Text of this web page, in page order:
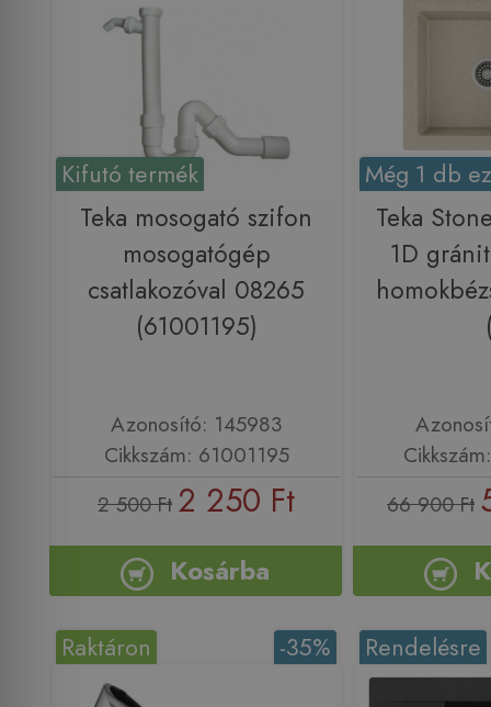
Kifutó termék
Teka mosogató szifon
mosogatógép
csatlakozóval 08265
(61001195)
Azonosító: 145983
Cikkszám: 61001195
2 500 Ft 2 250 Ft
Kosárba
Még 1 db
Teka
1D
66 900 Ft
-35%
Raktáron Rendelésre